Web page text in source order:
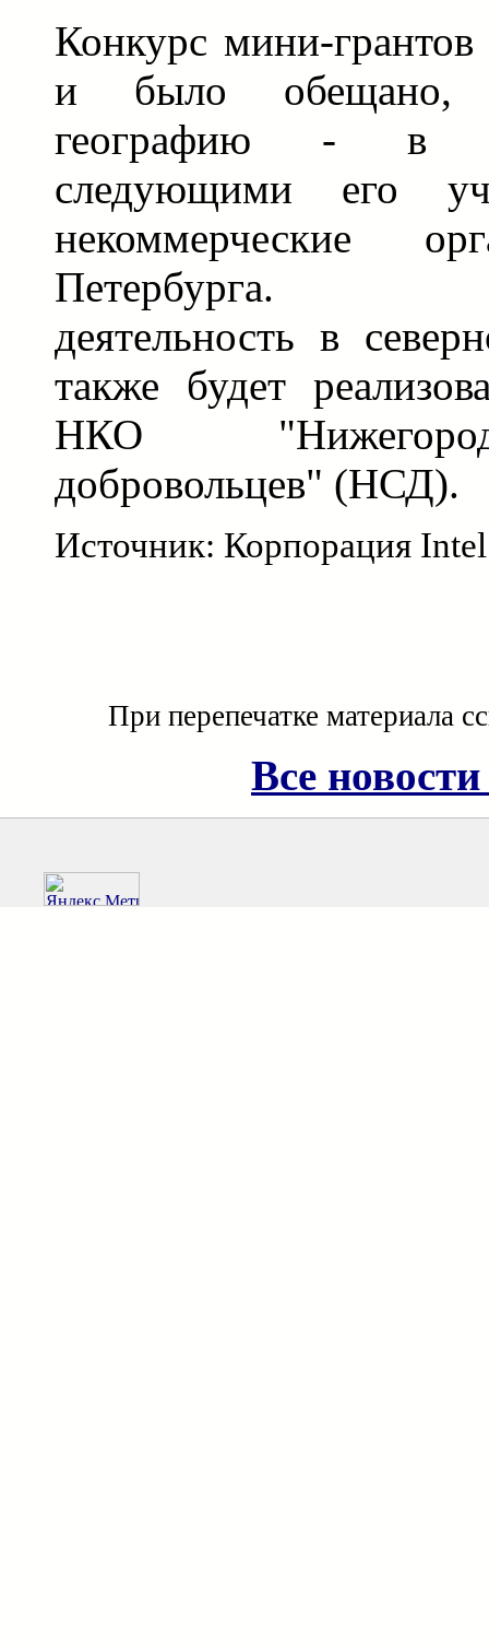
Конкурс мини-
и было обещано,
географию - в
следующими его
некоммерческие
Петербурга.
деятельность в
также будет
НКО
добровольцев" (НСД).
Источник: Корпорация Intel
При перепечатке материала
Все